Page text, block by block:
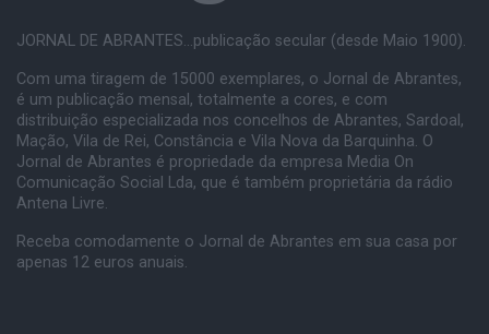
JORNAL DE ABRANTES...publicação secular (desde Maio 1900).
Com uma tiragem de 15000 exemplares, o Jornal de Abrantes,
é um publicação mensal, totalmente a cores, e com
distribuição especializada nos concelhos de Abrantes, Sardoal,
Mação, Vila de Rei, Constância e Vila Nova da Barquinha. O
Jornal de Abrantes é propriedade da empresa Media On
Comunicação Social Lda, que é também proprietária da rádio
Antena Livre.
Receba comodamente o Jornal de Abrantes em sua casa por
apenas 12 euros anuais.